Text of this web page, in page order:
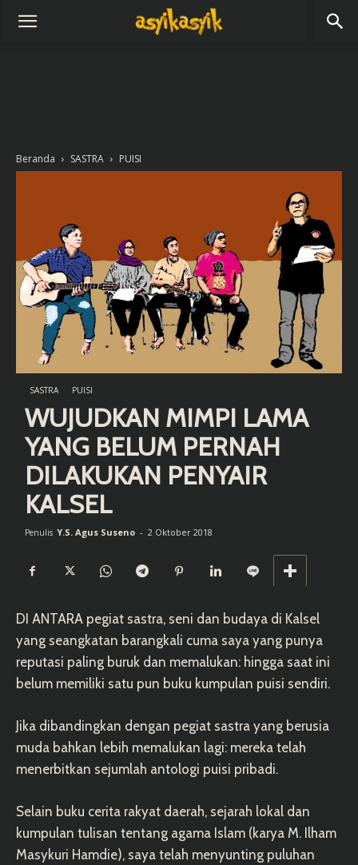
Beranda SASTRA PUISI
SASTRA PUISI
WUJUDKAN MIMPI LAMA
YANG BELUM PERNAH
DILAKUKAN PENYAIR
KALSEL
Penulis Y.S. Agus Suseno - 2 Oktober 2018
DI ANTARA pegiat sastra, seni dan budaya di Kalsel
yang seangkatan barangkali cuma saya yang punya
reputasi paling buruk dan memalukan: hingga saat ini
belum memiliki satu pun buku kumpulan puisi sendiri.
Jika dibandingkan dengan pegiat sastra yang berusia
muda bahkan lebih memalukan lagi: mereka telah
menerbitkan sejumlah antologi puisi pribadi.
Selain buku cerita rakyat daerah, sejarah lokal dan
kumpulan tulisan tentang agama Islam (karya M. Ilham
Masykuri Hamdie), saya telah menyunting puluhan